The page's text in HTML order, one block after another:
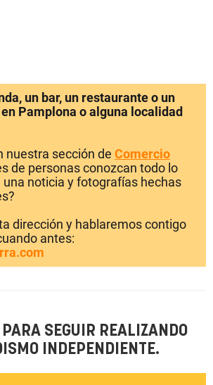
un bar, un restaurante o un
Pamplona o alguna localidad
nuestra sección de Comercio
de personas conozcan todo lo
noticia y fotografías hechas
dirección y hablaremos contigo
antes:
SEGUIR REALIZANDO
INDEPENDIENTE.